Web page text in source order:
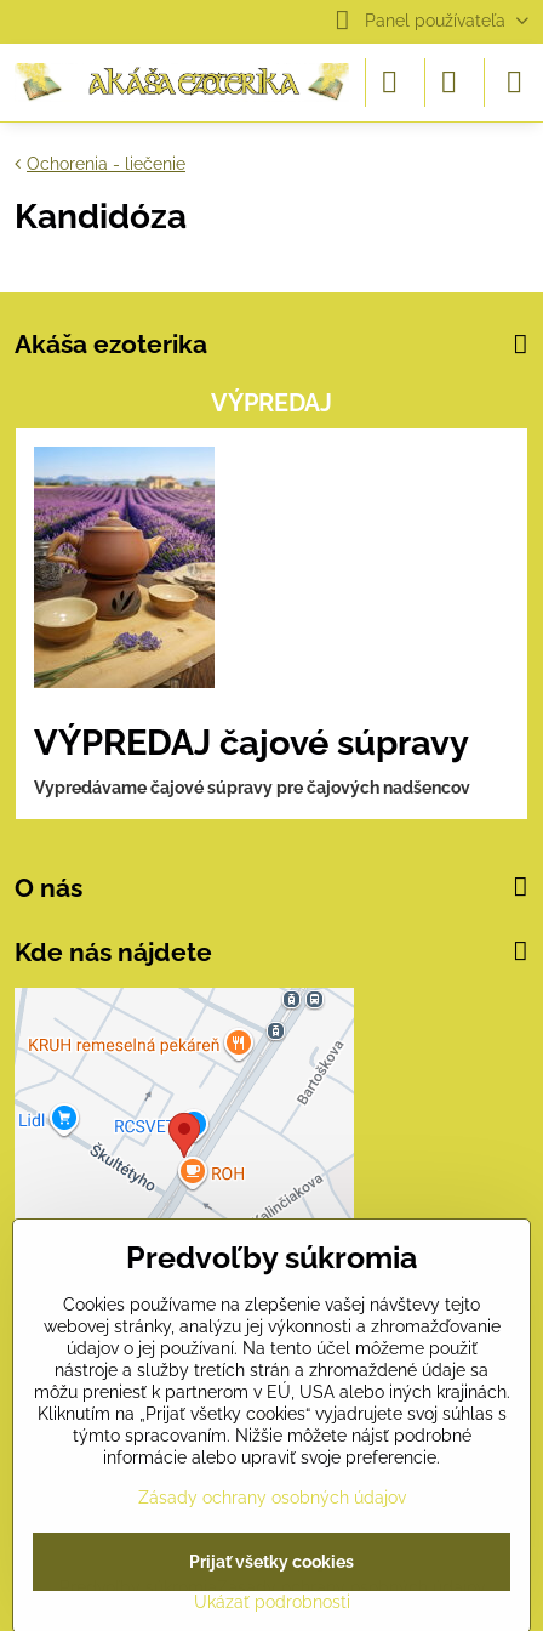
Panel používateľa
Ochorenia - liečenie
Kandidóza
Akáša ezoterika
VÝPREDAJ
VÝPREDAJ čajové súpravy
Vypredávame čajové súpravy pre čajových nadšencov
O nás
Kde nás nájdete
Externý obsah je
blokovaný Voľbami
súkromia
Prajete si načítať externý obsah?
Povoliť tentokrát
Povoliť a zapamätať - súhlas
Otvoriť obsah v novom okne
Kontakty
Naši priatelia
©2026Copyright
Predvoľby súkromiaZásady ochrany osobných údajov
Vytvorené pomocou:BiznisWeb.sk
Predvoľby súkromia
Cookies používame na zlepšenie vašej návštevy tejto
webovej stránky, analýzu jej výkonnosti a zhromažďovanie
údajov o jej používaní. Na tento účel môžeme použiť
nástroje a služby tretích strán a zhromaždené údaje sa
môžu preniesť k partnerom v EÚ, USA alebo iných krajinách.
Kliknutím na „Prijať všetky cookies“ vyjadrujete svoj súhlas s
týmto spracovaním. Nižšie môžete nájsť podrobné
informácie alebo upraviť svoje preferencie.
Zásady ochrany osobných údajov
Ukázať podrobnosti
Prijať všetky cookies